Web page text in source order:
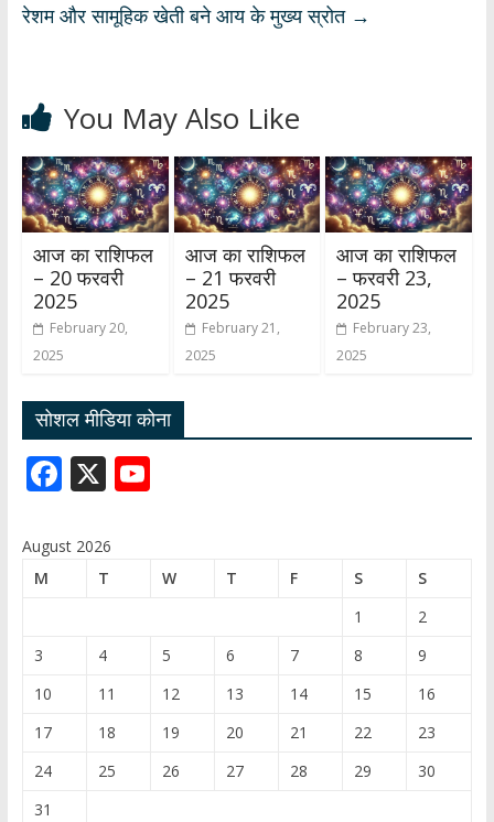
रेशम और सामूहिक खेती बने आय के मुख्य स्रोत →
You May Also Like
आज का राशिफल
– 20 फरवरी
2025
February 20,
2025
आज का राशिफल
– 21 फरवरी
2025
February 21,
2025
आज का राशिफल
– फरवरी 23,
2025
February 23,
2025
सोशल मीडिया कोना
F
e
X Y
T
b
e
C
h
a
August 2026
M
T W T F S
S
1
2
3
4 5 6 7 8
9
10
11 12 13 14 15
16
17
18 19 20 21 22
23
24
25 26 27 28 29
30
31